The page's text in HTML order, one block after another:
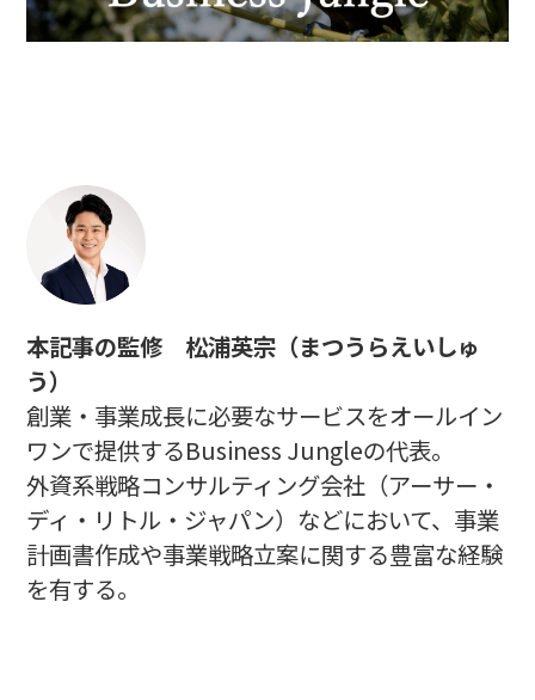
本記事の監修 松浦英宗（まつうらえいしゅ
う）
創業・事業成長に必要なサービスをオールイン
ワンで提供するBusiness Jungleの代表。
外資系戦略コンサルティング会社（アーサー・
ディ・リトル・ジャパン）などにおいて、事業
計画書作成や事業戦略立案に関する豊富な経験
を有する。